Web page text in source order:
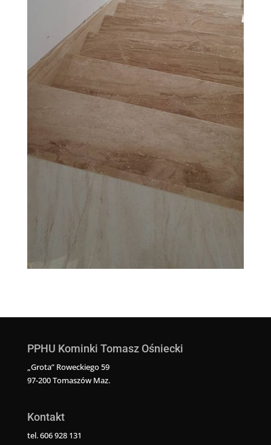
PPHU Kominki Tomasz Ośniecki
„Grota” Roweckiego 59
97-200 Tomaszów Maz.
Kontakt
tel. 606 928 131